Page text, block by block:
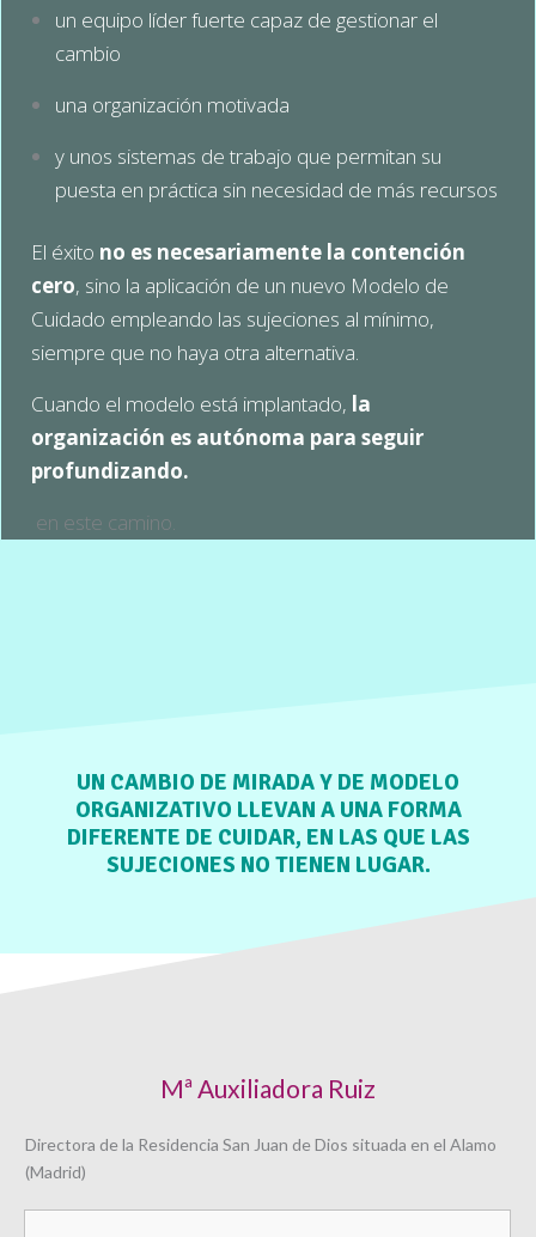
un equipo líder fuerte capaz de gestionar el
cambio
una organización motivada
y unos sistemas de trabajo que permitan su
puesta en práctica sin necesidad de más recursos
El éxito no es necesariamente la contención
cero, sino la aplicación de un nuevo Modelo de
Cuidado empleando las sujeciones al mínimo,
siempre que no haya otra alternativa.
Cuando el modelo está implantado, la
organización es autónoma para seguir
profundizando.
en este camino.
UN CAMBIO DE MIRADA Y DE MODELO
ORGANIZATIVO LLEVAN A UNA FORMA
DIFERENTE DE CUIDAR, EN LAS QUE LAS
SUJECIONES NO TIENEN LUGAR.
Mª Auxiliadora Ruiz
Directora de la Residencia San Juan de Dios situada en el Alamo
(Madrid)